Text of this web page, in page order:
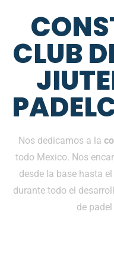
CLUB
Nos dedicamos a la
todo Mexico. Nos
desde la base hasta
durante todo el
de